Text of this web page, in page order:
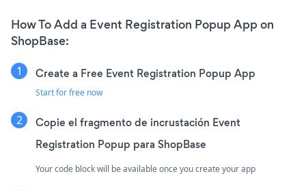
How To Add a Event Registration Popup App on
ShopBase:
Create a Free Event Registration Popup App
Start for free now
Copie el fragmento de incrustación Event
Registration Popup para ShopBase
Your code block will be available once you create your app